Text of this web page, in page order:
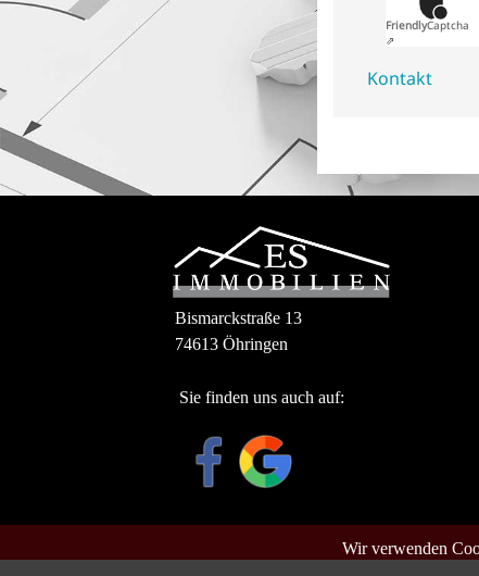
Wir verwenden
Bismarckstraße 13
74613 Öhringen
Sie finden uns auch auf: